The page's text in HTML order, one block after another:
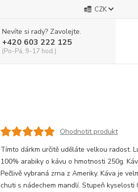
CZK
Nevíte si rady? Zavolejte.
+420 603 222 125
(Po-Pá, 9-17 hod.)
Ohodnotit produkt
Tímto dárkm určitě uděláte velkou radost.
100% arabiky o kávu o hmotnosti 250g.
Pečlivě vybraná zrna z Ameriky. Káva je
chuti s nádechem mandlí. Stupeň kyselosti